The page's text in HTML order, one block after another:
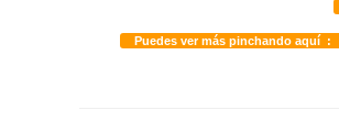
Puedes ver más pinchando aquí :